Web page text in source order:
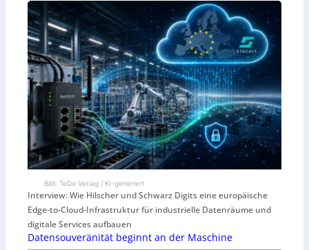
Bild: TeDo Verlag / KI-generiert
Interview: Wie Hilscher und Schwarz Digits eine europäische
Edge-to-Cloud-Infrastruktur für industrielle Datenräume und
digitale Services aufbauen
Datensouveränität beginnt an der Maschine